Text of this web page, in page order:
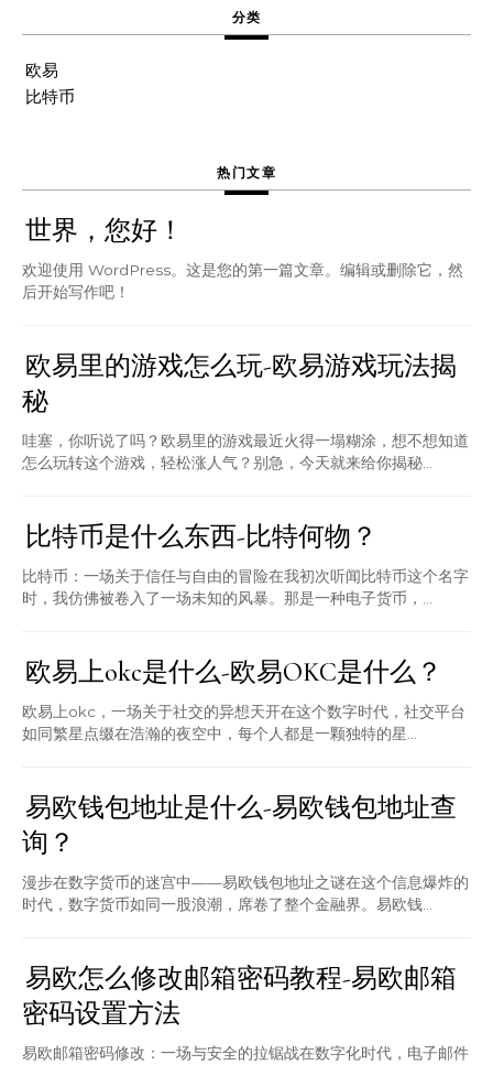
分类
欧易
比特币
热门文章
世界，您好！
欢迎使用 WordPress。这是您的第一篇文章。编辑或删除它，然
后开始写作吧！
欧易里的游戏怎么玩-欧易游戏玩法揭
秘
哇塞，你听说了吗？欧易里的游戏最近火得一塌糊涂，想不想知道
怎么玩转这个游戏，轻松涨人气？别急，今天就来给你揭秘...
比特币是什么东西-比特何物？
比特币：一场关于信任与自由的冒险在我初次听闻比特币这个名字
时，我仿佛被卷入了一场未知的风暴。那是一种电子货币，...
欧易上okc是什么-欧易OKC是什么？
欧易上okc，一场关于社交的异想天开在这个数字时代，社交平台
如同繁星点缀在浩瀚的夜空中，每个人都是一颗独特的星...
易欧钱包地址是什么-易欧钱包地址查
询？
漫步在数字货币的迷宫中——易欧钱包地址之谜在这个信息爆炸的
时代，数字货币如同一股浪潮，席卷了整个金融界。易欧钱...
易欧怎么修改邮箱密码教程-易欧邮箱
密码设置方法
易欧邮箱密码修改：一场与安全的拉锯战在数字化时代，电子邮件